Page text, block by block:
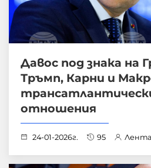
Давос под знака на
Тръмп, Карни и
отношения
24-01-2026г. 95